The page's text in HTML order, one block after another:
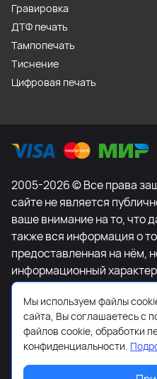
Гравировка
ДТФ печать
Тампопечать
Тиснение
Цифровая печать
2005-2026 © Все права
сайте не является
ваше внимание на то, что
также вся информация о
предоставленная на нём,
информационный
является публичной
положениями Статьи 437
Российской Федерации.
информации о наличии и
товаров и (или) услуг,
менеджеру сайта с
Мы используем файлы
сайта, Вы соглашаетесь с
файлов cookie, обработки
конфиденциальности.